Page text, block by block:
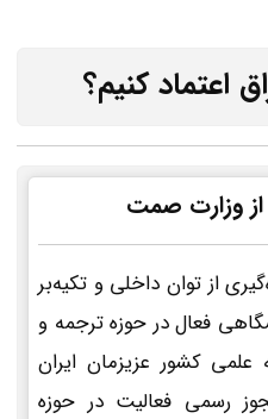
اعتماد کنیم؟
از وزارت صمت
از توان داخلی و تکیه‌بر
فعال در حوزه ترجمه و
علمی کشور عزیزمان ایران
رسمی فعالیت در حوزه